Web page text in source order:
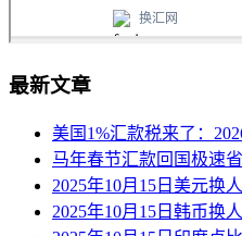
最新文章
美国1%汇款税来了：
马年春节汇款回国极速
2025年10月15日美元换
2025年10月15日韩币换